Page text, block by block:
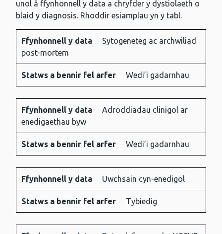
unol â ffynhonnell y data a chryfder y dystiolaeth o
blaid y diagnosis. Rhoddir esiamplau yn y tabl.
Ffynhonnell
y data
a
bennir
fel
arfer
Ffynhonnell y data
Sytogeneteg ac archwiliad
post-mortem
Statws a bennir fel arfer Wedi’i gadarnhau
Ffynhonnell y data
Adroddiadau clinigol ar
enedigaethau byw
Statws a bennir fel arfer Wedi’i gadarnhau
Ffynhonnell y data Uwchsain cyn-enedigol
Statws a bennir fel arfer Tybiedig